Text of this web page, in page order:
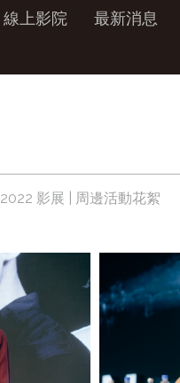
線上影院
最新消息
2022 影展 | 周邊活動花絮